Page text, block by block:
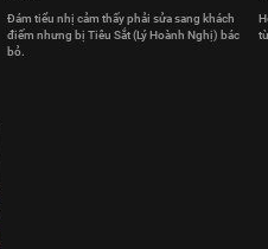
Đám tiểu nhị cảm thấy phải sửa sang khách
điếm nhưng bị Tiêu Sắt (Lý Hoành Nghị) bác
bỏ.